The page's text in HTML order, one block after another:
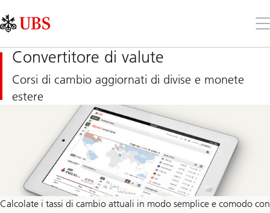
Links
Area
il
Convertitore di valute
Corsi di cambio aggiornati di divise e monete
estere
Calcolate i tassi di cambio attuali in modo semplice e comodo con